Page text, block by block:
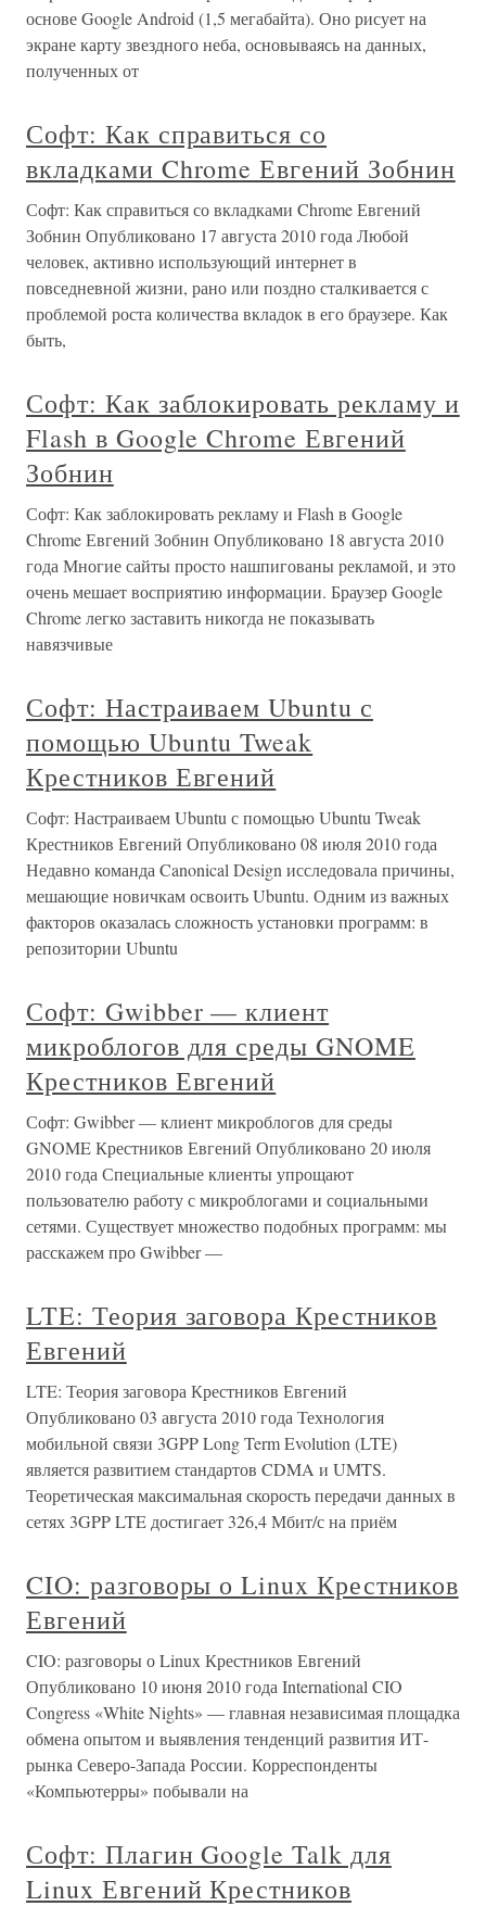
основе Google Android (1,5 мегабайта). Оно рисует на
экране карту звездного неба, основываясь на данных,
полученных от
Софт: Как справиться со
вкладками Chrome Евгений Зобнин
Софт: Как справиться со вкладками Chrome Евгений
Зобнин Опубликовано 17 августа 2010 года Любой
человек, активно использующий интернет в
повседневной жизни, рано или поздно сталкивается с
проблемой роста количества вкладок в его браузере. Как
быть,
Софт: Как заблокировать рекламу и
Flash в Google Chrome Евгений
Зобнин
Софт: Как заблокировать рекламу и Flash в Google
Chrome Евгений Зобнин Опубликовано 18 августа 2010
года Многие сайты просто нашпигованы рекламой, и это
очень мешает восприятию информации. Браузер Google
Chrome легко заставить никогда не показывать
навязчивые
Софт: Настраиваем Ubuntu с
помощью Ubuntu Tweak
Крестников Евгений
Софт: Настраиваем Ubuntu с помощью Ubuntu Tweak
Крестников Евгений Опубликовано 08 июля 2010 года
Недавно команда Canonical Design исследовала причины,
мешающие новичкам освоить Ubuntu. Одним из важных
факторов оказалась сложность установки программ: в
репозитории Ubuntu
Софт: Gwibber — клиент
микроблогов для среды GNOME
Крестников Евгений
Софт: Gwibber — клиент микроблогов для среды
GNOME Крестников Евгений Опубликовано 20 июля
2010 года Специальные клиенты упрощают
пользователю работу с микроблогами и социальными
сетями. Существует множество подобных программ: мы
расскажем про Gwibber —
LTE: Теория заговора Крестников
Евгений
LTE: Теория заговора Крестников Евгений
Опубликовано 03 августа 2010 года Технология
мобильной связи 3GPP Long Term Evolution (LTE)
является развитием стандартов CDMA и UMTS.
Теоретическая максимальная скорость передачи данных в
сетях 3GPP LTE достигает 326,4 Мбит/с на приём
CIO: разговоры о Linux Крестников
Евгений
CIO: разговоры о Linux Крестников Евгений
Опубликовано 10 июня 2010 года International CIO
Congress «White Nights» — главная независимая площадка
обмена опытом и выявления тенденций развития ИТ-
рынка Северо-Запада России. Корреспонденты
«Компьютерры» побывали на
Софт: Плагин Google Talk для
Linux Евгений Крестников